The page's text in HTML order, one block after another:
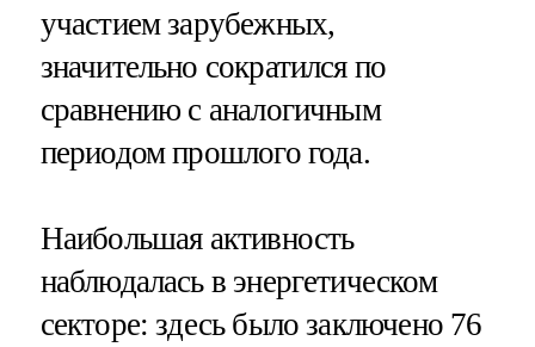
участием зарубежных,
значительно сократился по
сравнению с аналогичным
периодом прошлого года.
Наибольшая активность
наблюдалась в энергетическом
секторе: здесь было заключено 76